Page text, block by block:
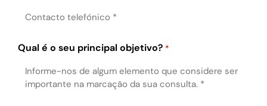
Qual é o seu principal objetivo? *